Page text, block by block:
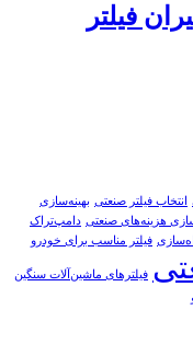
فیلتر
انتخاب فیلتر صنعتی بهینه‌سازی
هزینه‌های صنعتی دامپ‌تراک
فیلتر مناسب برای خودرو
فیلترهای ماشین‌آلات سنگین